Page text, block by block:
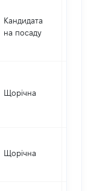
Кандидата
на посаду
Щорічна
Щорічна